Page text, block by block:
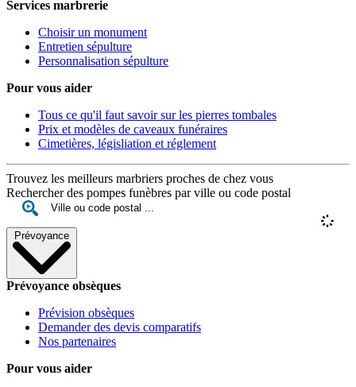
Services marbrerie
Choisir un monument
Entretien sépulture
Personnalisation sépulture
Pour vous aider
Tous ce qu'il faut savoir sur les pierres tombales
Prix et modèles de caveaux funéraires
Cimetières, législiation et réglement
Trouvez les meilleurs marbriers proches de chez vous
Rechercher des pompes funèbres par ville ou code postal
Prévoyance
Prévoyance obsèques
Prévision obsèques
Demander des devis comparatifs
Nos partenaires
Pour vous aider